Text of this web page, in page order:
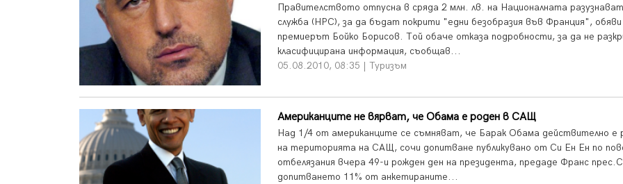
Правителството отпусна в сряда 2 млн. лв. на Националната
служба (НРС), за да бъдат покрити "едни безобразия във Франция", обяви
премиерът Бойко Борисов. Той обаче отказа подробности, за да не
класифицирана информация, съобщав...
05.08.2010, 08:35 | Туризъм
Американците не вярват, че Обама е роден в САЩ
Над 1/4 от американците се съмняват, че Барак Обама действително е
на територията на САЩ, сочи допитване публикувано от Си Ен Ен по
отбелязания вчера 49-и рожден ден на президента, предаде Франс
допитването 11% от анкетираните...